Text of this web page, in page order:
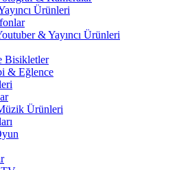
Ürünleri
& Yayıncı Ürünleri
Bisikletler
& Eğlence
Ürünleri